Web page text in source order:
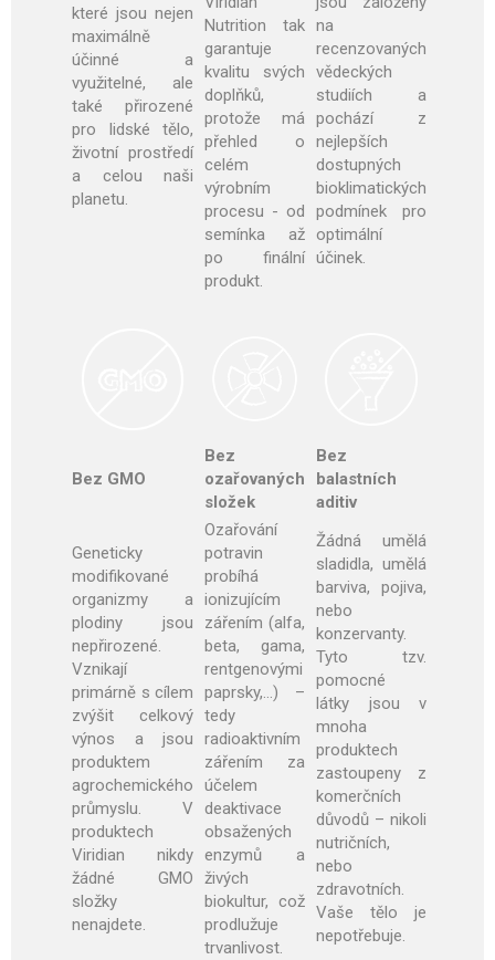
které jsou nejen
maximálně
účinné a
využitelné, ale
také přirozené
pro lidské tělo,
životní prostředí
a celou naši
planetu.
Nutrition tak
garantuje
kvalitu svých
doplňků,
protože má
přehled o
celém
výrobním
procesu - od
semínka až
po finální
produkt.
na
recenzovaných
vědeckých
studiích a
pochází z
nejlepších
dostupných
bioklimatických
podmínek pro
optimální
účinek.
Bez GMO
Bez
ozařovaných
složek
Bez
balastních
aditiv
Geneticky
modifikované
organizmy a
plodiny jsou
nepřirozené.
Vznikají
primárně s cílem
zvýšit celkový
výnos a jsou
produktem
agrochemického
průmyslu. V
produktech
Viridian nikdy
žádné GMO
složky
nenajdete.
Ozařování
potravin
probíhá
ionizujícím
zářením (alfa,
beta, gama,
rentgenovými
paprsky,…) –
tedy
radioaktivním
zářením za
účelem
deaktivace
obsažených
enzymů a
živých
biokultur, což
prodlužuje
trvanlivost.
Žádná umělá
sladidla, umělá
barviva, pojiva,
nebo
konzervanty.
Tyto tzv.
pomocné
látky jsou v
mnoha
produktech
zastoupeny z
komerčních
důvodů – nikoli
nutričních,
nebo
zdravotních.
Vaše tělo je
nepotřebuje.